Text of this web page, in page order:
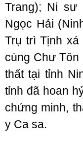
Trang); Ni sư
Ngọc Hải
Trụ trì Tịnh xá
cùng Chư Tôn
thất tại tỉnh
tỉnh đã hoan
chứng minh,
y Ca sa.